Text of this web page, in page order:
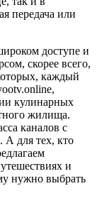
передача или
доступе и
скорее всего,
каждый
кулинарных
жилища.
каналов с
для тех, кто
и
нужно выбрать